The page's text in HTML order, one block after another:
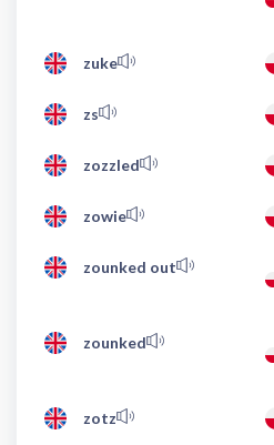
zuke
zs
zozzled
zowie
zounked out
zounked
zotz